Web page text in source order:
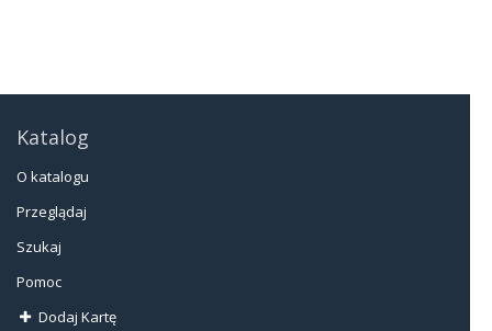
Katalog
O katalogu
Przeglądaj
Szukaj
Pomoc
Dodaj Kartę